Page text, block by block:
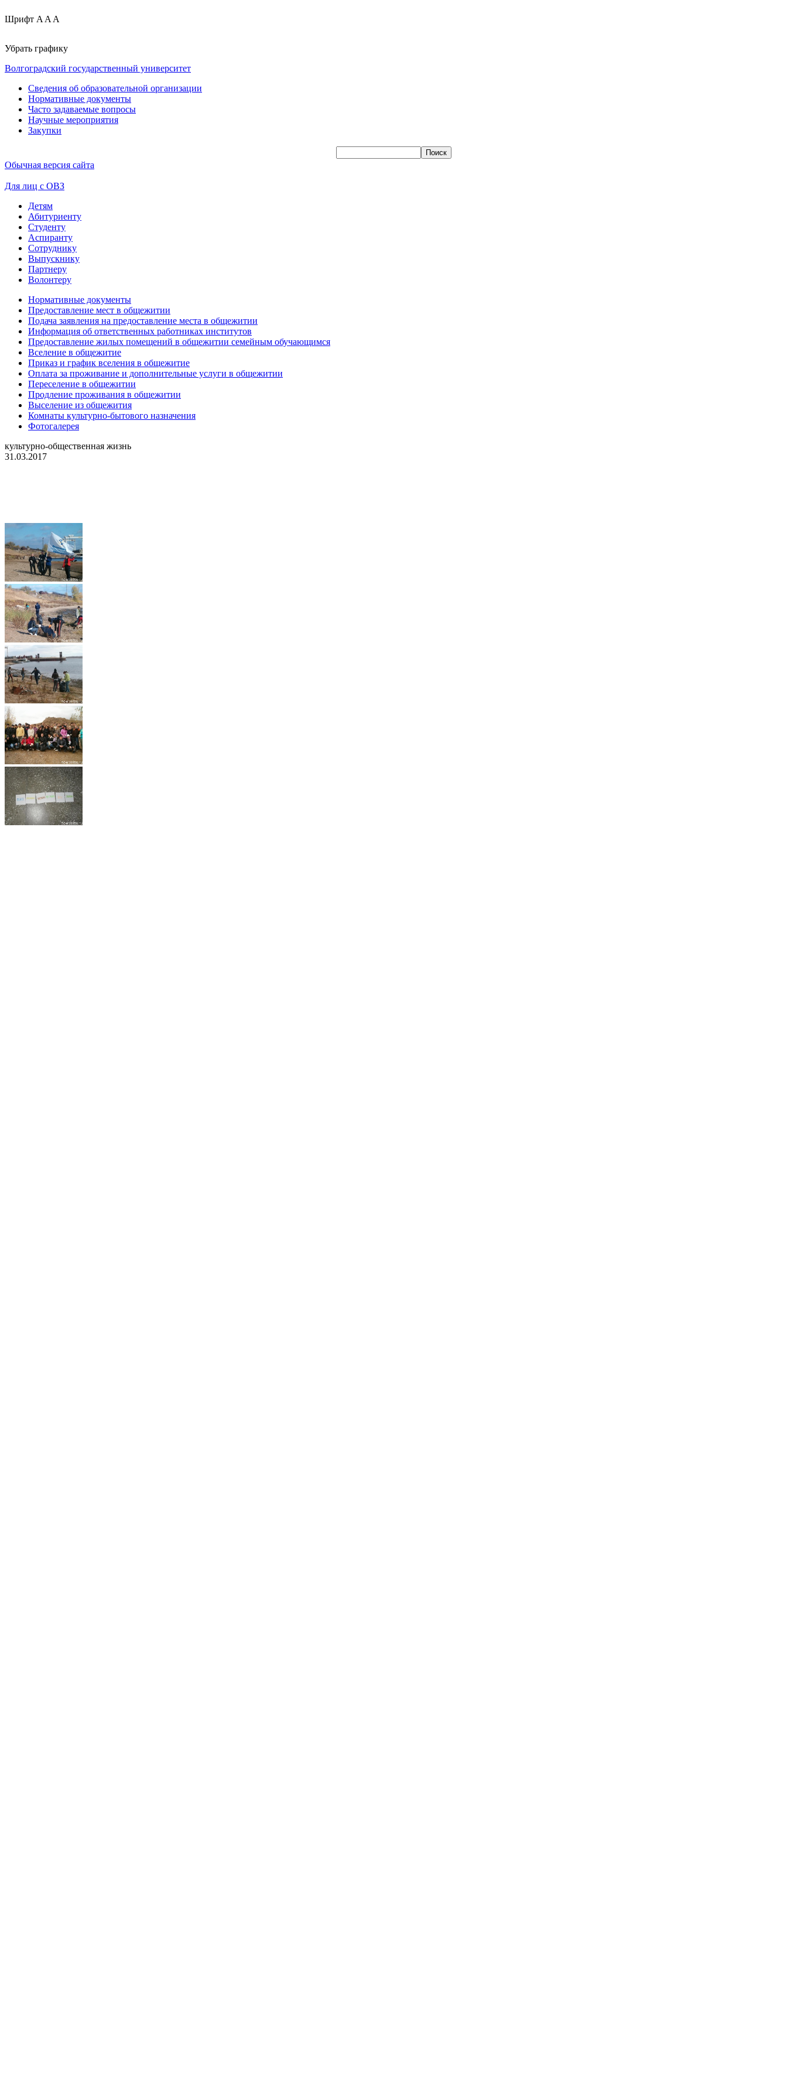
Шрифт A A A
Убрать графику
Волгоградский государственный университет
Сведения об образовательной организации
Нормативные документы
Часто задаваемые вопросы
Научные мероприятия
Закупки
Обычная версия сайта
Для лиц с ОВЗ
Детям
Абитуриенту
Студенту
Аспиранту
Сотруднику
Выпускнику
Партнеру
Волонтеру
Нормативные документы
Предоставление мест в общежитии
Подача заявления на предоставление места в общежитии
Информация об ответственных работниках институтов
Предоставление жилых помещений в общежитии семейным обучающимся
Вселение в общежитие
Приказ и график вселения в общежитие
Оплата за проживание и дополнительные услуги в общежитии
Переселение в общежитии
Продление проживания в общежитии
Выселение из общежития
Комнаты культурно-бытового назначения
Фотогалерея
культурно-общественная жизнь
31.03.2017